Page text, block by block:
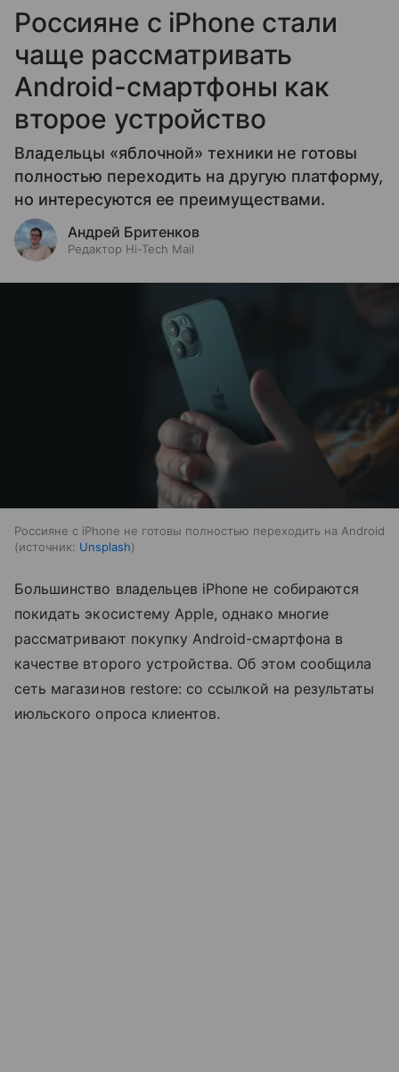
Россияне с iPhone стали
чаще рассматривать
Android-смартфоны как
второе устройство
Владельцы «яблочной» техники не готовы
полностью переходить на другую платформу,
но интересуются ее преимуществами.
Андрей Бритенков
Редактор Hi-Tech Mail
Россияне с iPhone не готовы полностью переходить на Android
источник: Unsplash
Большинство владельцев iPhone не собираются
покидать экосистему Apple, однако многие
рассматривают покупку Android-смартфона в
качестве второго устройства. Об этом сообщила
сеть магазинов restore: со ссылкой на результаты
июльского опроса клиентов.